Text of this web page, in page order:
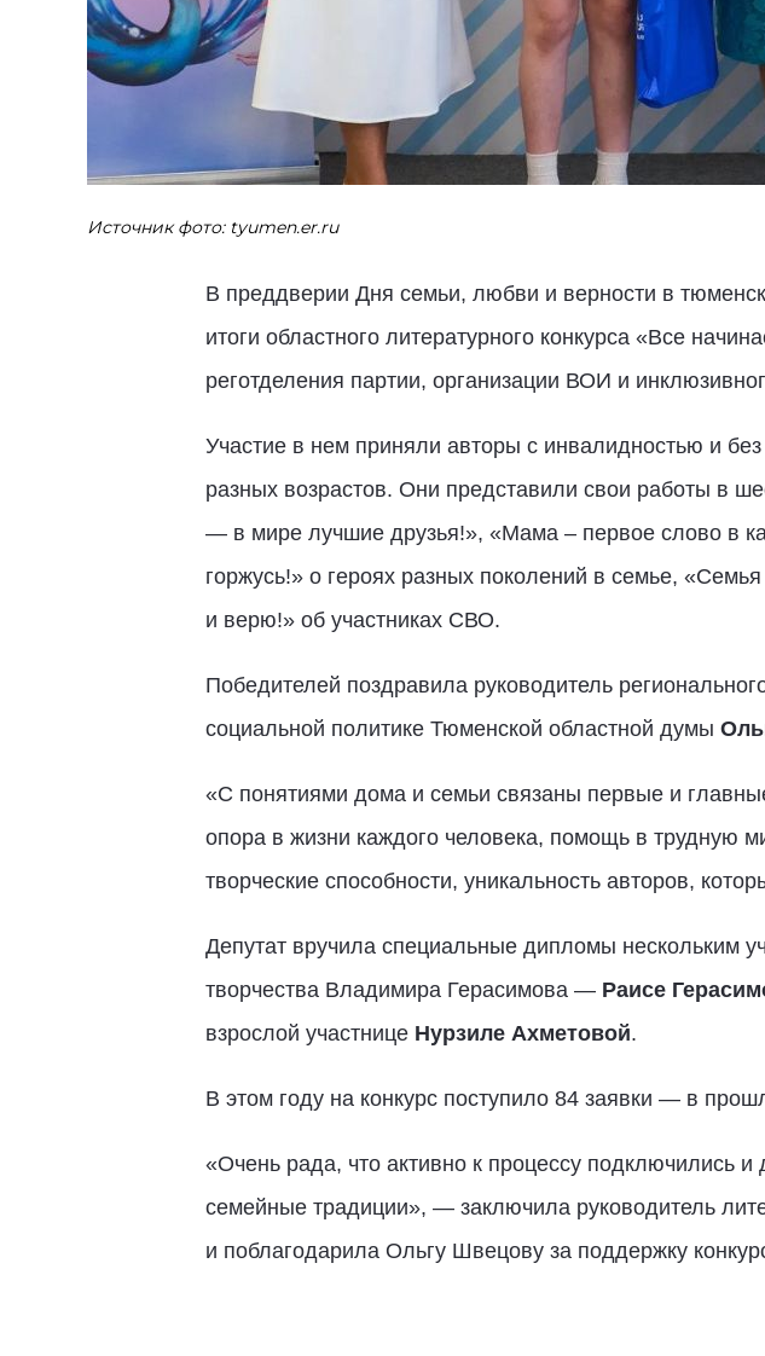
Источник фото: tyumen.er.ru
В преддверии Дня семьи, любви и верности в
итоги областного литературного конкурса «Все
реготделения партии, организации ВОИ и
Участие в нем приняли авторы с инвалидностью и
разных возрастов. Они представили свои работы в
— в мире лучшие друзья!», «Мама – первое слово в
горжусь!» о героях разных поколений в семье,
и верю!» об участниках СВО.
Победителей поздравила руководитель
социальной политике Тюменской областной думы
«С понятиями дома и семьи связаны первые и
опора в жизни каждого человека, помощь в трудную
творческие способности, уникальность авторов,
Депутат вручила специальные дипломы нескольким
творчества Владимира Герасимова — Раисе
взрослой участнице Нурзиле Ахметовой.
В этом году на конкурс поступило 84 заявки — в
«Очень рада, что активно к процессу подключились
семейные традиции», — заключила руководитель
и поблагодарила Ольгу Швецову за поддержку